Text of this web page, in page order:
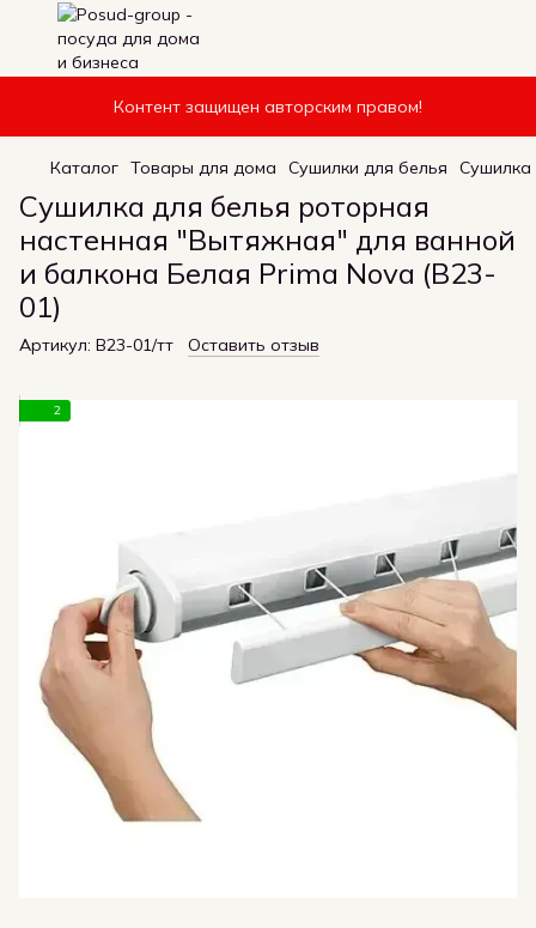
Контент защищен авторским правом!
Каталог Товары для дома Сушилки для белья Сушилка
Сушилка для белья роторная
настенная "Вытяжная" для ванной
и балкона Белая Prima Nova (B23-
01)
Артикул: B23-01/тт Оставить отзыв
2